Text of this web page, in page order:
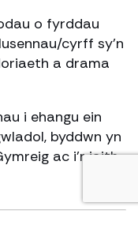
o fyrddau
cyrff sy’n
a drama
i ehangu ein
byddwn yn
ac i’r iaith